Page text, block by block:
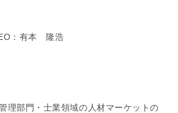
：有本 隆浩
理部門・士業領域の人材マーケットの